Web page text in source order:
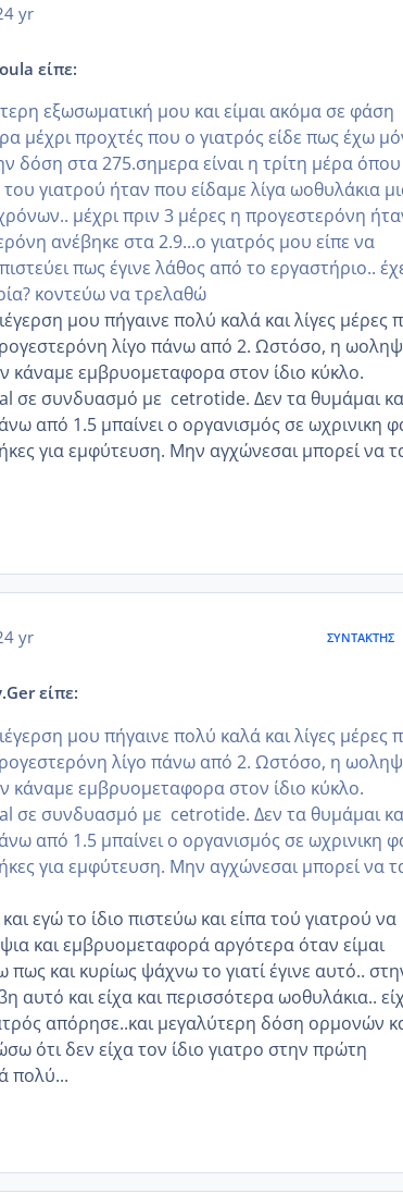
4 yr
είπε:
εξωσωματική μου και είμαι ακόμα σε φάση
μέχρι προχτές που ο γιατρός είδε πως έχω
δόση στα 275.σημερα είναι η τρίτη μέρα όπου
γιατρού ήταν που είδαμε λίγα ωοθυλάκια
μέχρι πριν 3 μέρες η προγεστερόνη
ανέβηκε στα 2.9...ο γιατρός μου είπε να
πως έγινε λάθος από το εργαστήριο..
κοντεύω να τρελαθώ
μου πήγαινε πολύ καλά και λίγες μέρες
λίγο πάνω από 2. Ωστόσο, η
κάναμε εμβρυομεταφορα στον ίδιο κύκλο.
σε συνδυασμό με cetrotide. Δεν τα θυμάμαι
από 1.5 μπαίνει ο οργανισμός σε ωχρινικη
για εμφύτευση. Μην αγχώνεσαι μπορεί να
4 yr ΣΥΝΤΆΚΤΗΣ
είπε:
μου πήγαινε πολύ καλά και λίγες μέρες
λίγο πάνω από 2. Ωστόσο, η
κάναμε εμβρυομεταφορα στον ίδιο κύκλο.
σε συνδυασμό με cetrotide. Δεν τα θυμάμαι
από 1.5 μπαίνει ο οργανισμός σε ωχρινικη
για εμφύτευση. Μην αγχώνεσαι μπορεί να
εγώ το ίδιο πιστεύω και είπα τού γιατρού να
και εμβρυομεταφορά αργότερα όταν είμαι
και κυρίως ψάχνω το γιατί έγινε αυτό..
αυτό και είχα και περισσότερα ωοθυλάκια..
απόρησε..και μεγαλύτερη δόση ορμονών
ότι δεν είχα τον ίδιο γιατρο στην πρώτη
πολύ...